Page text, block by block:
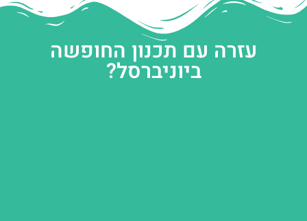
עזרה עם תכנון החופשה
ביוניברסל?